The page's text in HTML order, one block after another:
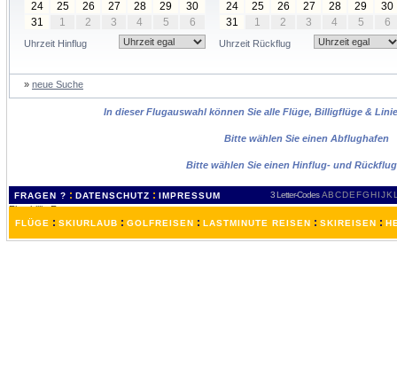
24
25 26 27 28 29
30
31
1 2 3 4 5 6
Uhrzeit Hinflug
24
25 26 27 28 29
30
31
1 2 3 4 5 6
Uhrzeit Rückflug
» neue Suche
In dieser Flugauswahl können Sie alle Flüge, Billigflüge &
Bitte wählen Sie einen Abflughafen
Bitte wählen Sie einen Hinflug- und
FRAGEN ? : DATENSCHUTZ : IMPRESSUM 3 Letter-Codes ABCDEFGH IJKL
FLÜGE : SKIURLAUB : GOLFREISEN : LASTMINUTE REISEN : SKIREISEN :